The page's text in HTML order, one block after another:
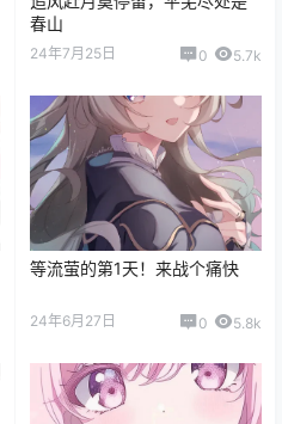
春山
24年7月25日 0 5.7k
等流萤的第1天！来战个痛快
24年6月27日 0 5.8k